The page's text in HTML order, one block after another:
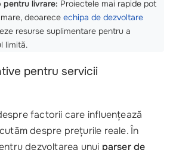
pentru livrare: Proiectele mai rapide pot
deoarece echipa de dezvoltare
resurse suplimentare pentru a
limită.
pentru servicii
factorii care influențează
despre prețurile reale. În
dezvoltarea unui parser de